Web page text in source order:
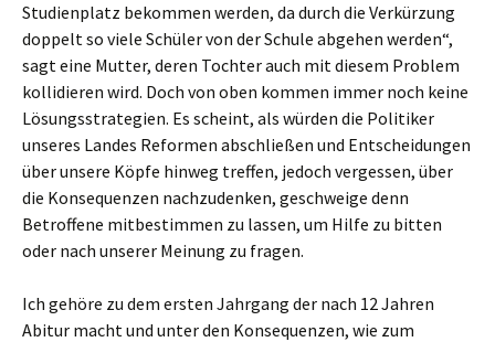
Studienplatz bekommen werden, da durch die Verkürzung
doppelt so viele Schüler von der Schule abgehen werden“,
sagt eine Mutter, deren Tochter auch mit diesem Problem
kollidieren wird. Doch von oben kommen immer noch keine
Lösungsstrategien. Es scheint, als würden die Politiker
unseres Landes Reformen abschließen und Entscheidungen
über unsere Köpfe hinweg treffen, jedoch vergessen, über
die Konsequenzen nachzudenken, geschweige denn
Betroffene mitbestimmen zu lassen, um Hilfe zu bitten
oder nach unserer Meinung zu fragen.
Ich gehöre zu dem ersten Jahrgang der nach 12 Jahren
Abitur macht und unter den Konsequenzen, wie zum